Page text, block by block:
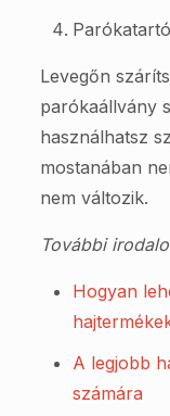
Levegőn
parókaállvány
használhatsz
mostanában
nem változik.
További
Hogyan
A legjobb
számára